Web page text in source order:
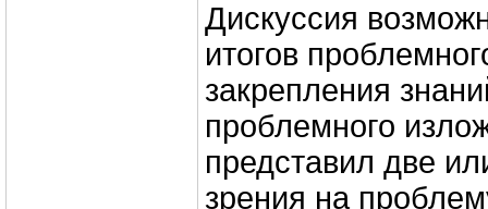
Дискуссия
итогов
закрепления
проблемного
представил две
зрения на